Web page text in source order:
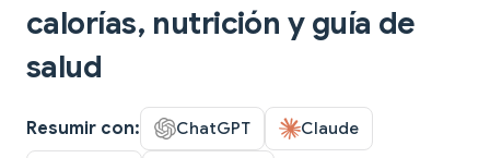
calorías, nutrición y guía de
salud
Resumir con: ChatGPT Claude